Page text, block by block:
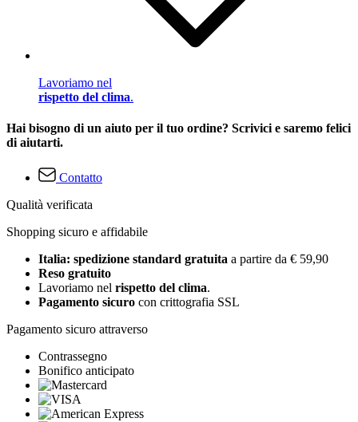
Lavoriamo nel
rispetto del clima.
Hai bisogno di un aiuto per il tuo ordine? Scrivici e saremo felici
di aiutarti.
Contatto
Qualità verificata
Shopping sicuro e affidabile
Italia: spedizione standard gratuita a partire da € 59,90
Reso gratuito
Lavoriamo nel rispetto del clima.
Pagamento sicuro con crittografia SSL
Pagamento sicuro attraverso
Contrassegno
Bonifico anticipato